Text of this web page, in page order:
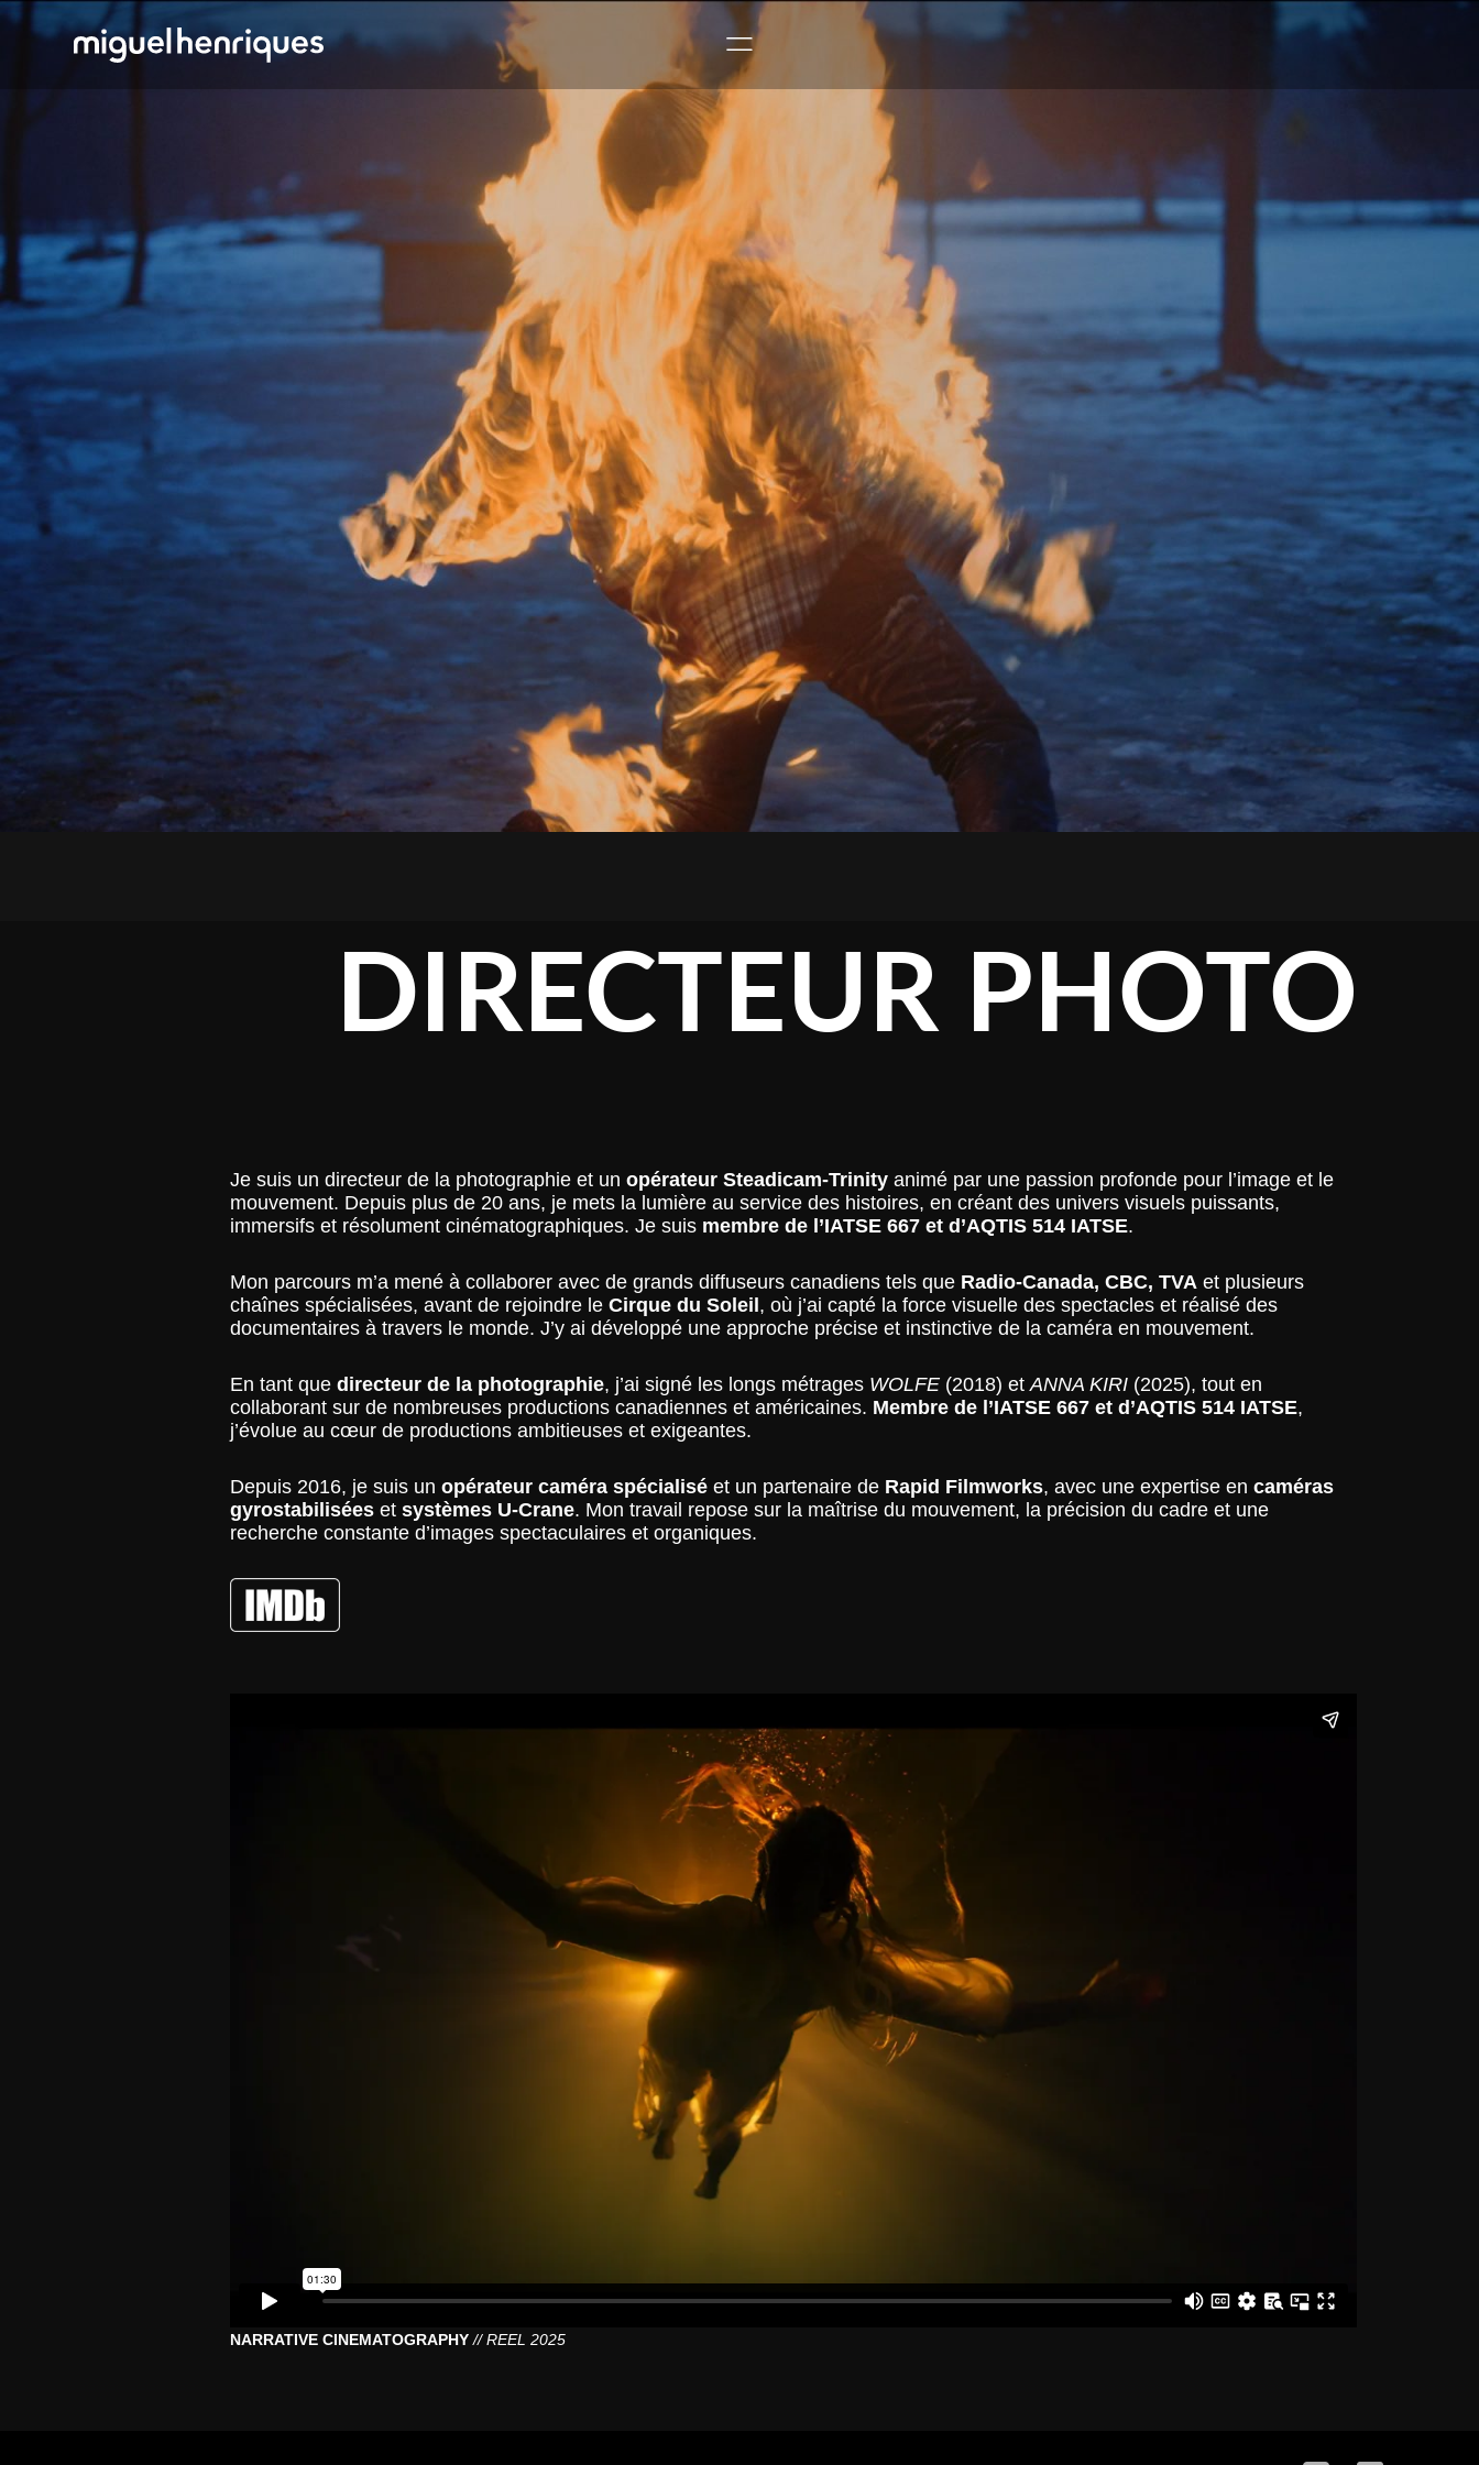
DIRECTEUR PHOTO
Je suis un directeur de la photographie et unopérateur Steadicam-Trinity animé par une passion profonde pour l’image et le
mouvement. Depuis plus de 20 ans, je mets la lumière au service des histoires, en créant des univers visuels puissants,
immersifs et résolument cinématographiques. Je suis membre de l’IATSE 667 et d’AQTIS 514 IATSE.
Mon parcours m’a mené à collaborer avec de grands diffuseurs canadiens tels que Radio-Canada, CBC, TVA et plusieurs
chaînes spécialisées, avant de rejoindre leCirque du Soleil, où j’ai capté la force visuelle des spectacles et réalisé des
documentaires à travers le monde. J’y ai développé une approche précise et instinctive de la caméra en mouvement.
En tant quedirecteur de la photographie, j’ai signé les longs métrages WOLFE (2018) etANNA KIRI (2025), tout en
collaborant sur de nombreuses productions canadiennes et américaines. Membre de l’IATSE 667 et d’AQTIS 514 IATSE,
j’évolue au cœur de productions ambitieuses et exigeantes.
Depuis 2016, je suis unopérateur caméra spécialisé et un partenaire de Rapid Filmworks, avec une expertise encaméras
gyrostabilisées etsystèmes U-Crane. Mon travail repose sur la maîtrise du mouvement, la précision du cadre et une
recherche constante d’images spectaculaires et organiques.
NARRATIVE CINEMATOGRAPHY// REEL 2025